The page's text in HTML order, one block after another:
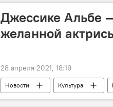
Джессике Альбе
желанной
28 апреля 2021, 18:19
Новости Культура
Джессика Альба
актриса